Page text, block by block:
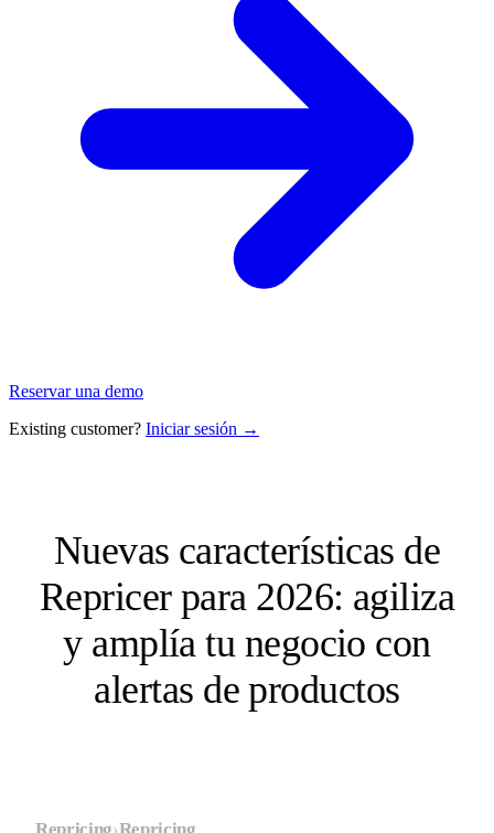
Reservar una demo
Existing customer? Iniciar sesión →
Nuevas características de
Repricer para 2026: agiliza
y amplía tu negocio con
alertas de productos
Repricing›Repricing